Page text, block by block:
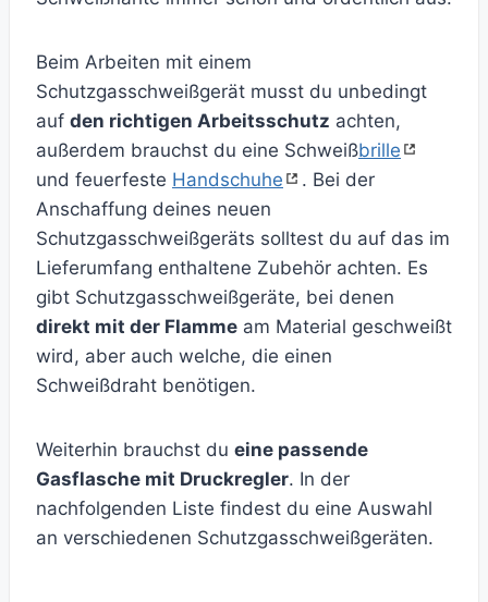
Beim Arbeiten mit einem
Schutzgasschweißgerät musst du unbedingt
auf den richtigen Arbeitsschutz achten,
außerdem brauchst du eine Schweißbrille
und feuerfeste Handschuhe
. Bei der
Anschaffung deines neuen
Schutzgasschweißgeräts solltest du auf das im
Lieferumfang enthaltene Zubehör achten. Es
gibt Schutzgasschweißgeräte, bei denen
direkt mit der Flamme am Material geschweißt
wird, aber auch welche, die einen
Schweißdraht benötigen.
Weiterhin brauchst du eine passende
Gasflasche mit Druckregler. In der
nachfolgenden Liste findest du eine Auswahl
an verschiedenen Schutzgasschweißgeräten.